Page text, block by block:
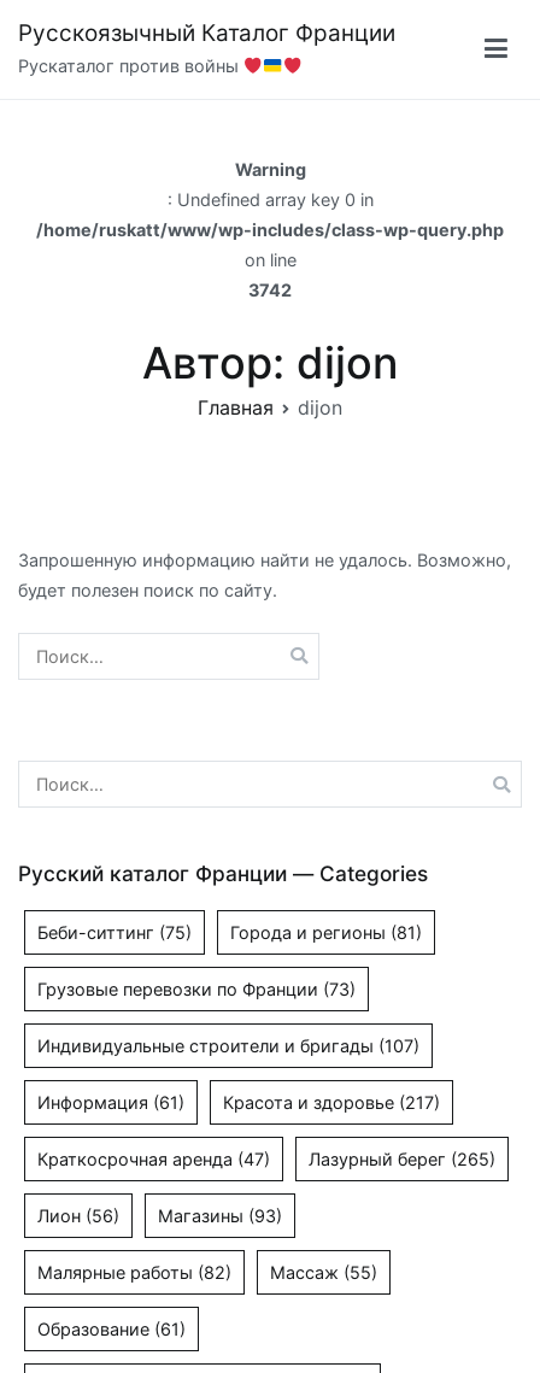
содержимому
Русскоязычный Каталог Франции
Рускаталог против войны
Warning
: Undefined array key 0 in
/home/ruskatt/www/wp-includes/class-wp-query.php
on line
3742
Автор: dijon
Главная dijon
Запрошенную информацию найти не удалось. Возможно,
будет полезен поиск по сайту.
Найти:
Найти:
Русский каталог Франции — Categories
Беби-ситтинг (75) Города и регионы (81)
Грузовые перевозки по Франции (73)
Индивидуальные строители и бригады (107)
Информация (61) Красота и здоровье (217)
Краткосрочная аренда (47) Лазурный берег (265)
Лион (56) Магазины (93)
Малярные работы (82) Массаж (55)
Образование (61)